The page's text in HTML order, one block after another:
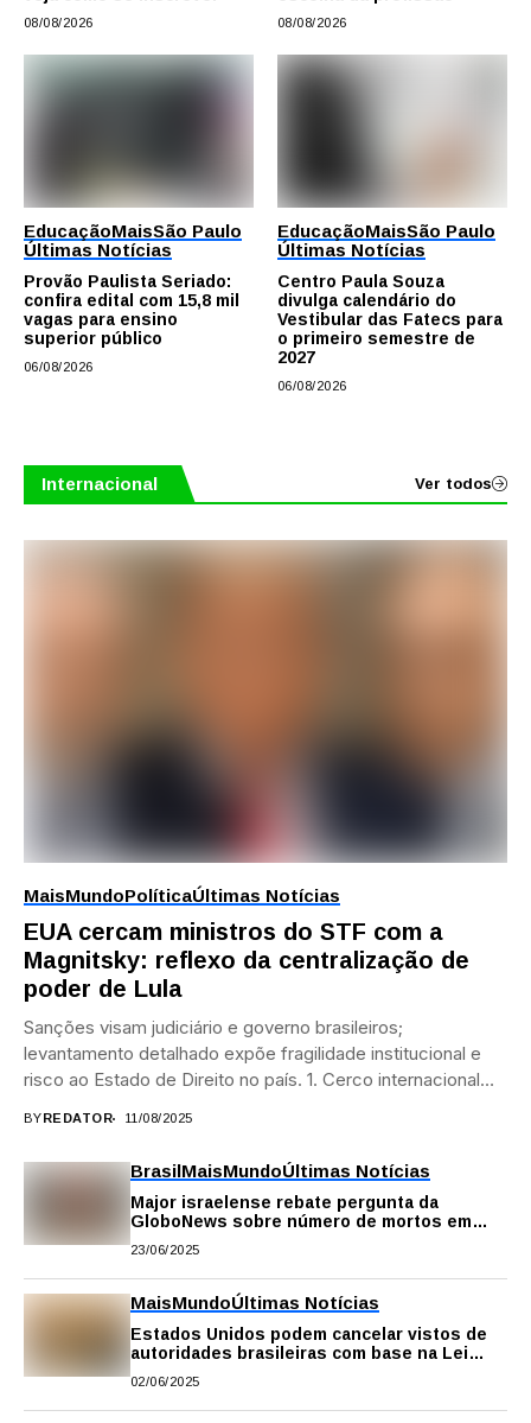
08/08/2026 08/08/2026
EducaçãoMaisSão Paulo
Últimas Notícias
Provão Paulista Seriado:
confira edital com 15,8 mil
vagas para ensino
superior público
06/08/2026
EducaçãoMaisSão Paulo
Últimas Notícias
Centro Paula Souza
divulga calendário do
Vestibular das Fatecs para
o primeiro semestre de
2027
06/08/2026
Internacional Ver todos
MaisMundoPolíticaÚltimas Notícias
EUA cercam ministros do STF com a
Magnitsky: reflexo da centralização de
poder de Lula
Sanções visam judiciário e governo brasileiros;
levantamento detalhado expõe fragilidade institucional e
risco ao Estado de Direito no país. 1. Cerco internacional
BYREDATOR 11/08/2025
BrasilMaisMundoÚltimas Notícias
Major israelense rebate pergunta da
GloboNews sobre número de mortos em
23/06/2025
MaisMundoÚltimas Notícias
Estados Unidos podem cancelar vistos de
autoridades brasileiras com base na Lei
02/06/2025